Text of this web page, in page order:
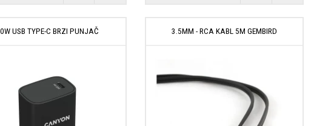
USB TYPE-C BRZI PUNJAČ 3.5MM - RCA KABL 5M GEMBIRD